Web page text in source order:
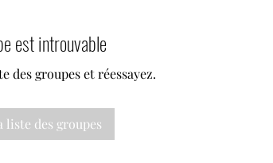
est introuvable
des groupes et réessayez.
liste des groupes